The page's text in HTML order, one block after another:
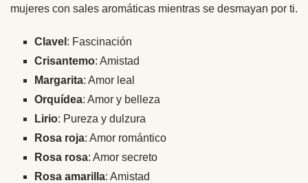
mujeres con sales aromáticas mientras se desmayan por ti.
Clavel : Fascinación
Crisantemo: Amistad
Margarita: Amor leal
Orquídea: Amor y belleza
Lirio: Pureza y dulzura
Rosa roja: Amor romántico
Rosa rosa: Amor secreto
Rosa amarilla: Amistad